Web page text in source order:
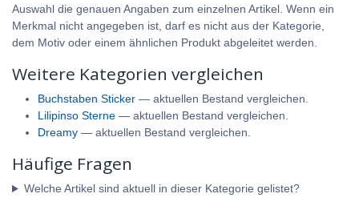
Auswahl die genauen Angaben zum einzelnen Artikel. Wenn ein
Merkmal nicht angegeben ist, darf es nicht aus der Kategorie,
dem Motiv oder einem ähnlichen Produkt abgeleitet werden.
Weitere Kategorien vergleichen
Buchstaben Sticker — aktuellen Bestand vergleichen.
Lilipinso Sterne — aktuellen Bestand vergleichen.
Dreamy — aktuellen Bestand vergleichen.
Häufige Fragen
Welche Artikel sind aktuell in dieser Kategorie gelistet?